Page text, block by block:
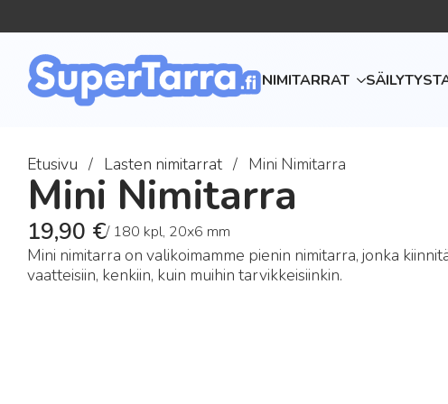
NIMITARRAT
Etusivu Lasten nimitarrat Mini Nimitarra
Mini Nimitarra
19,90 €/ 180 kpl, 20x6 mm
Mini nimitarra on valikoimamme pienin nimitarra, jonka
vaatteisiin, kenkiin, kuin muihin tarvikkeisiinkin.